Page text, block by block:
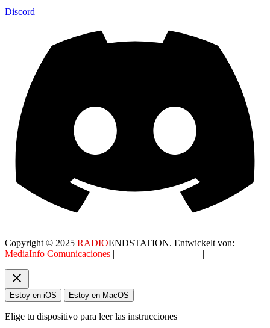
Discord
Copyright © 2025 RADIOENDSTATION. Entwickelt von:
MediaInfo Comunicaciones | |
Estoy en iOS Estoy en MacOS
Elige tu dispositivo para leer las instrucciones